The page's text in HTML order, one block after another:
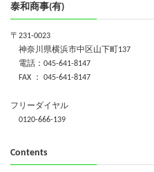
泰和商事(有)
〒231-0023
神奈川県横浜市中区山下町137
電話：045-641-8147
FAX ： 045-641-8147
フリーダイヤル
0120-666-139
Contents